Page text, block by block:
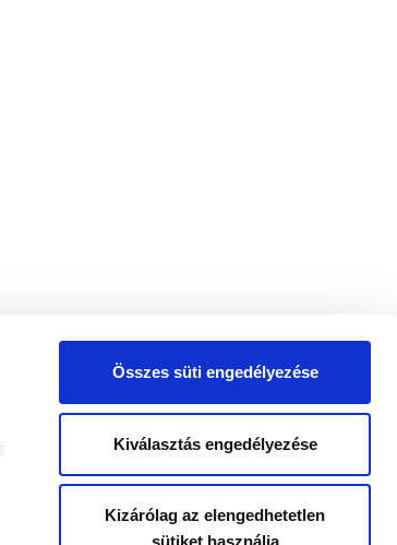
Összes süti engedélyezése
Kiválasztás engedélyezése
Kizárólag az elengedhetetlen
sütiket használja